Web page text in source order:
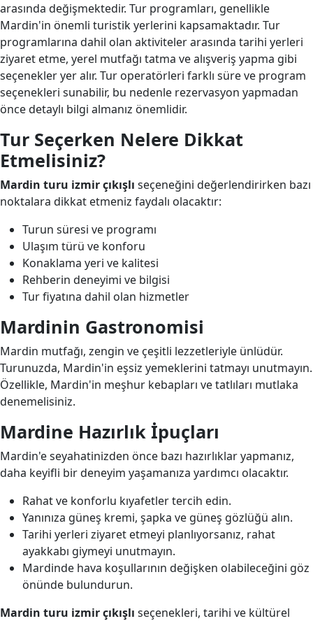
arasında değişmektedir. Tur programları, genellikle
Mardin'in önemli turistik yerlerini kapsamaktadır. Tur
programlarına dahil olan aktiviteler arasında tarihi yerleri
ziyaret etme, yerel mutfağı tatma ve alışveriş yapma gibi
seçenekler yer alır. Tur operatörleri farklı süre ve program
seçenekleri sunabilir, bu nedenle rezervasyon yapmadan
önce detaylı bilgi almanız önemlidir.
Tur Seçerken Nelere Dikkat
Etmelisiniz?
Mardin turu izmir çıkışlı seçeneğini değerlendirirken bazı
noktalara dikkat etmeniz faydalı olacaktır:
Turun süresi ve programı
Ulaşım türü ve konforu
Konaklama yeri ve kalitesi
Rehberin deneyimi ve bilgisi
Tur fiyatına dahil olan hizmetler
Mardinin Gastronomisi
Mardin mutfağı, zengin ve çeşitli lezzetleriyle ünlüdür.
Turunuzda, Mardin'in eşsiz yemeklerini tatmayı unutmayın.
Özellikle, Mardin'in meşhur kebapları ve tatlıları mutlaka
denemelisiniz.
Mardine Hazırlık İpuçları
Mardin'e seyahatinizden önce bazı hazırlıklar yapmanız,
daha keyifli bir deneyim yaşamanıza yardımcı olacaktır.
Rahat ve konforlu kıyafetler tercih edin.
Yanınıza güneş kremi, şapka ve güneş gözlüğü alın.
Tarihi yerleri ziyaret etmeyi planlıyorsanız, rahat
ayakkabı giymeyi unutmayın.
Mardinde hava koşullarının değişken olabileceğini göz
önünde bulundurun.
Mardin turu izmir çıkışlı seçenekleri, tarihi ve kültürel